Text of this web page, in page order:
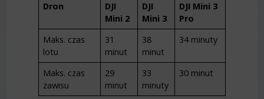
Dron
DJI
Mini 2
DJI
Mini 3
DJI Mini 3
Pro
Maks. czas
lotu
31
minut
38
minut
34 minuty
Maks. czas
zawisu
29
minut
33
minuty
30 minut